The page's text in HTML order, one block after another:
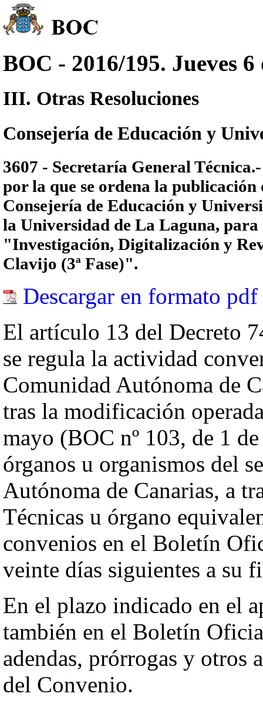
BOC - 2016/195. Jueves
III. Otras Resoluciones
Consejería de Educación y
3607 - Secretaría General
por la que se ordena la
Consejería de Educación y
la Universidad de La Laguna,
"Investigación, Digitalización y
Clavijo (3ª Fase)".
Descargar en formato pdf
El artículo 13 del Decreto
se regula la actividad
Comunidad Autónoma de
tras la modificación
mayo (BOC nº 103, de 1
órganos u organismos del
Autónoma de Canarias, a
Técnicas u órgano
convenios en el Boletín
veinte días siguientes a su
En el plazo indicado en el
también en el Boletín
adendas, prórrogas y
del Convenio.